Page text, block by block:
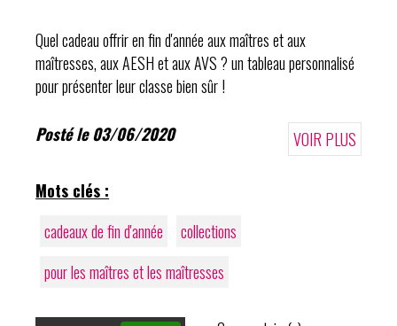
Quel cadeau offrir en fin d'année aux maîtres et aux
maîtresses, aux AESH et aux AVS ? un tableau personnalisé
pour présenter leur classe bien sûr !
Posté le 03/06/2020 VOIR PLUS
Mots clés :
cadeaux de fin d'année
collections
pour les maîtres et les maîtresses